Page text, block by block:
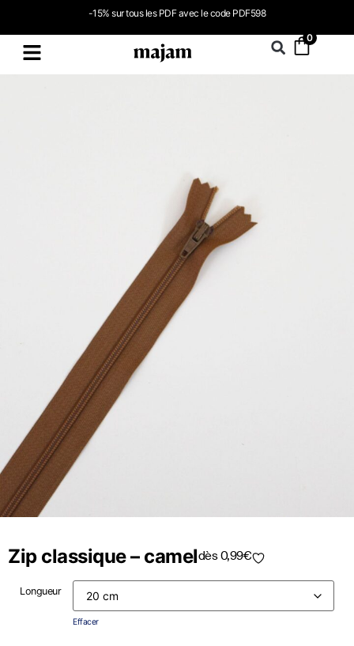
-15% sur tous les PDF avec le code PDF598
0
Zip classique – cameldès0,99€
Longueur
Effacer